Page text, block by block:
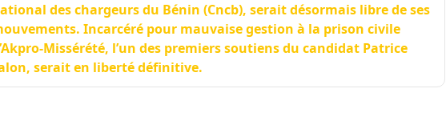
des chargeurs du Bénin (Cncb), serait désormais libre de ses
Incarcéré pour mauvaise gestion à la prison civile
Missérété, l’un des premiers soutiens du candidat Patrice
serait en liberté définitive.